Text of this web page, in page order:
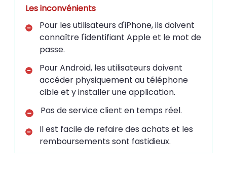
Les inconvénients
Pour les utilisateurs d'iPhone, ils doivent
connaître l'identifiant Apple et le mot de
passe.
Pour Android, les utilisateurs doivent
accéder physiquement au téléphone
cible et y installer une application.
Pas de service client en temps réel.
Il est facile de refaire des achats et les
remboursements sont fastidieux.